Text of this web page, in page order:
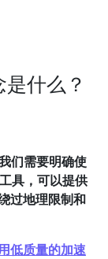
什么？
们需要明确使
具，可以提供
过地理限制和
低质量的加速